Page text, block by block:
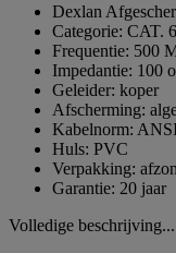
Dexlan
Categorie: CAT.
Frequentie: 500
Impedantie: 100
Geleider: koper
Afscherming:
Kabelnorm:
Huls: PVC
Verpakking:
Garantie: 20 jaar
Volledige beschrijving...